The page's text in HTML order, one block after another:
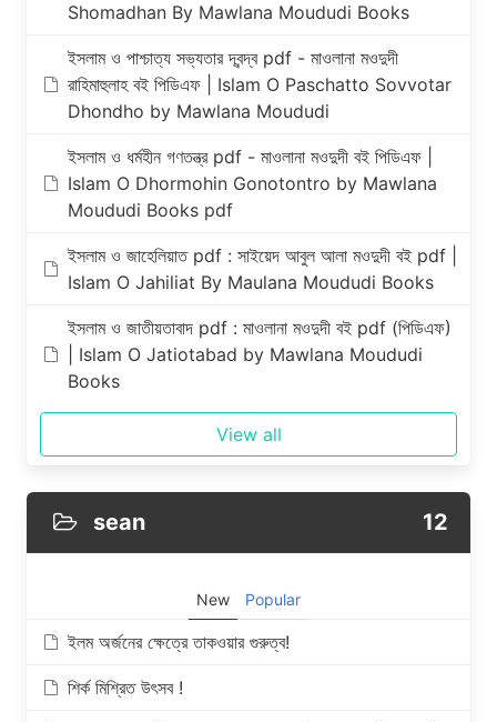
Shomadhan By Mawlana Moududi Books
ইসলাম ও পাশ্চাত্য সভ্যতার দ্বন্দ্ব pdf - মাওলানা মওদুদী
রাহিমাহুলাহ বই পিডিএফ | Islam O Paschatto Sovvotar
Dhondho by Mawlana Moududi
ইসলাম ও ধর্মহীন গণতন্ত্র pdf - মাওলানা মওদুদী বই পিডিএফ |
Islam O Dhormohin Gonotontro by Mawlana
Moududi Books pdf
ইসলাম ও জাহেলিয়াত pdf : সাইয়েদ আবুল আলা মওদুদী বই pdf |
Islam O Jahiliat By Maulana Moududi Books
ইসলাম ও জাতীয়তাবাদ pdf : মাওলানা মওদুদী বই pdf (পিডিএফ)
| Islam O Jatiotabad by Mawlana Moududi
Books
View all
sean 12
New Popular
ইলম অর্জনের ক্ষেত্রে তাকওয়ার গুরুত্ব!
শির্ক মিশ্রিত উৎসব !